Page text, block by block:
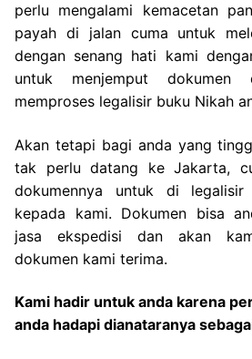
perlu mengalami kemacetan
payah di jalan cuma untuk
dengan senang hati kami
untuk menjemput
memproses legalisir buku Nikah
Akan tetapi bagi anda yang
tak perlu datang ke Jakarta,
dokumennya untuk di legalisir
kepada kami. Dokumen bisa
jasa ekspedisi dan akan
dokumen kami terima.
Kami hadir untuk anda karena
anda hadapi dianataranya